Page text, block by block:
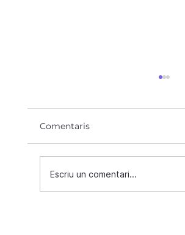
Comentaris
Escriu un comentari...